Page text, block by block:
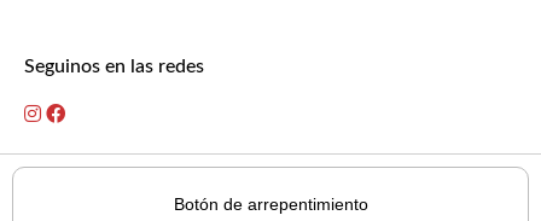
Seguinos en las redes
Botón de arrepentimiento